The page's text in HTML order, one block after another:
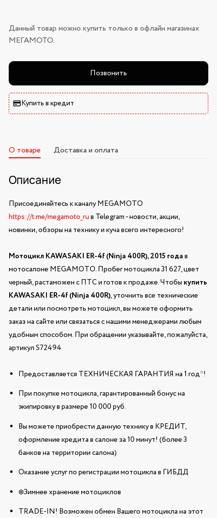
Данный товар можно купить только в офлайн магазинах
МЕГАМОТО.
Позвонить
Купить в кредит
О товаре Доставка и оплата
Описание
Присоединяйтесь к каналу MEGAMOTO
https://t.me/megamoto_ruв Telegram - новости, акции,
новинки, обзоры на технику и куча всего интересного!
Мотоцикл KAWASAKI ER-4f (Ninja 400R), 2015 годав
мотосалоне MEGAMOTO. Пробег мотоцикла 31 627, цвет
черный, растаможен с ПТС и готов к продаже. Чтобы купить
KAWASAKI ER-4f (Ninja 400R), уточнить все технические
детали или посмотреть мотоцикл, вы можете оформить
заказ на сайте или связаться с нашими менеджерами любым
удобным способом. При обращении указывайте, пожалуйста,
артикул S72494
Предоставляется ТЕХНИЧЕСКАЯ ГАРАНТИЯ на 1 год*!
При покупке мотоцикла, гарантированный бонус на
экипировку в размере 10 000 руб.
Вы можете приобрести данную технику в КРЕДИТ,
оформление кредита в салоне за 10 минут! (более 3
банков на территории салона)
Оказание услуг по регистрации мотоцикла в ГИБДД
❄️Зимнее хранение мотоциклов
TRADE-IN! Возможен обмен Вашего мотоцикла на этот